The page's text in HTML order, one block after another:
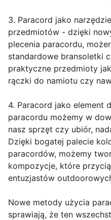
3. Paracord jako
przedmiotów - dzięki
plecenia paracordu,
standardowe bransoletki
praktyczne przedmioty
rączki do namiotu czy
4. Paracord jako element
paracordu możemy w
nasz sprzęt czy ubiór,
Dzięki bogatej palecie
paracordów, możemy
kompozycje, które
entuzjastów
Nowe metody użycia
sprawiają, że ten